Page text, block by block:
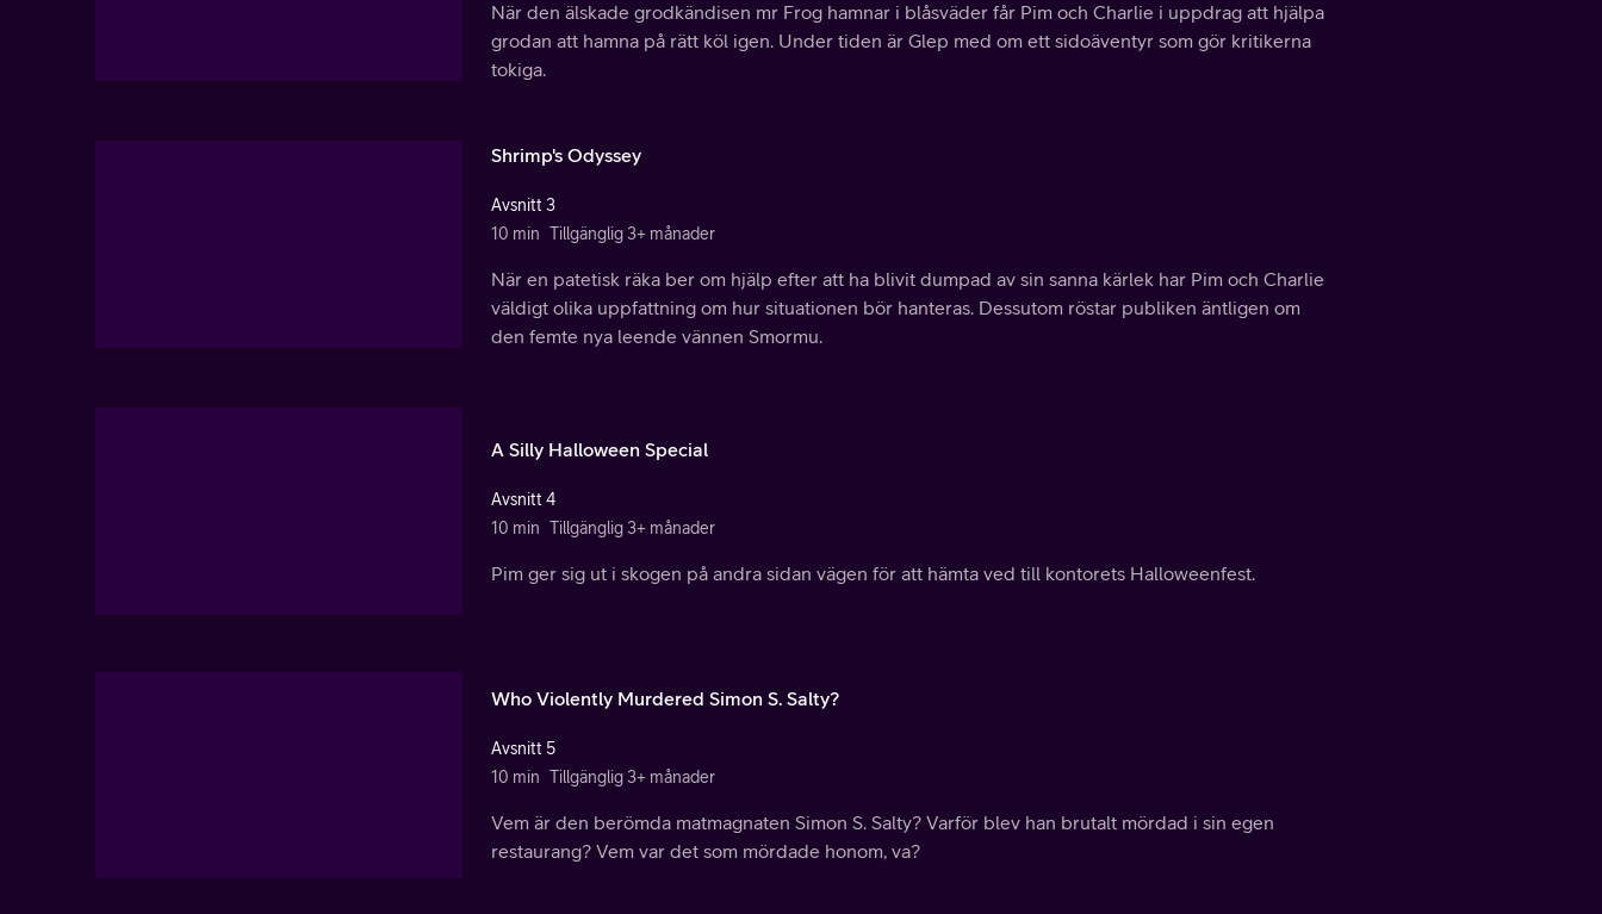
När den älskade grodkändisen mr Frog hamnar i blåsväder får Pim och Charlie i uppdrag att hjälpa
grodan att hamna på rätt köl igen. Under tiden är Glep med om ett sidoäventyr som gör kritikerna
tokiga.
Shrimp's Odyssey
Avsnitt 3
10 min Tillgänglig 3+ månader
När en patetisk räka ber om hjälp efter att ha blivit dumpad av sin sanna kärlek har Pim och Charlie
väldigt olika uppfattning om hur situationen bör hanteras. Dessutom röstar publiken äntligen om
den femte nya leende vännen Smormu.
A Silly Halloween Special
Avsnitt 4
10 min Tillgänglig 3+ månader
Pim ger sig ut i skogen på andra sidan vägen för att hämta ved till kontorets Halloweenfest.
Who Violently Murdered Simon S. Salty?
Avsnitt 5
10 min Tillgänglig 3+ månader
Vem är den berömda matmagnaten Simon S. Salty? Varför blev han brutalt mördad i sin egen
restaurang? Vem var det som mördade honom, va?